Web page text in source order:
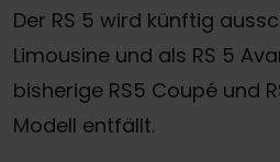
Der RS 5 wird künftig
Limousine und als RS 5
bisherige RS5 Coupé und
Modell entfällt.